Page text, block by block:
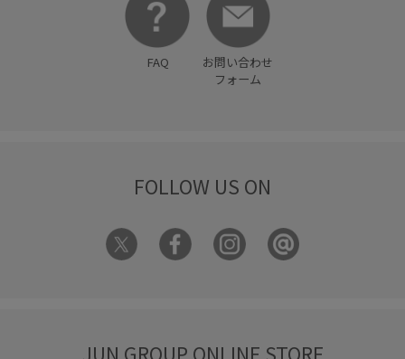
FAQ
お問い合わせ
フォーム
FOLLOW US ON
JUN GROUP ONLINE STORE